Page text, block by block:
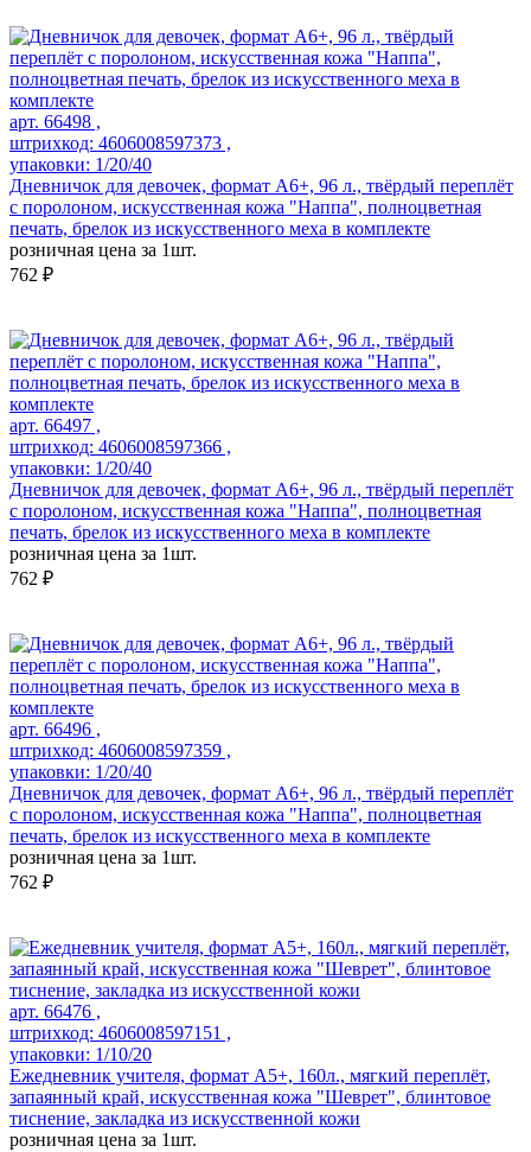
арт. 66498 ,
штрихкод: 4606008597373 ,
упаковки: 1/20/40
Дневничок для девочек, формат А6+, 96 л., твёрдый переплёт
с поролоном, искусственная кожа "Наппа", полноцветная
печать, брелок из искусственного меха в комплекте
розничная цена за 1шт.
762 ₽
арт. 66497 ,
штрихкод: 4606008597366 ,
упаковки: 1/20/40
Дневничок для девочек, формат А6+, 96 л., твёрдый переплёт
с поролоном, искусственная кожа "Наппа", полноцветная
печать, брелок из искусственного меха в комплекте
розничная цена за 1шт.
762 ₽
арт. 66496 ,
штрихкод: 4606008597359 ,
упаковки: 1/20/40
Дневничок для девочек, формат А6+, 96 л., твёрдый переплёт
с поролоном, искусственная кожа "Наппа", полноцветная
печать, брелок из искусственного меха в комплекте
розничная цена за 1шт.
762 ₽
арт. 66476 ,
штрихкод: 4606008597151 ,
упаковки: 1/10/20
Ежедневник учителя, формат А5+, 160л., мягкий переплёт,
запаянный край, искусственная кожа "Шеврет", блинтовое
тиснение, закладка из искусственной кожи
розничная цена за 1шт.